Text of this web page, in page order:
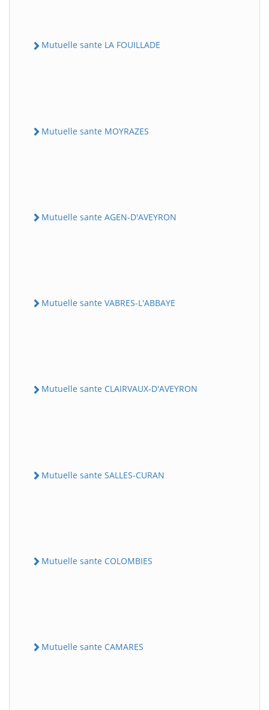
Mutuelle sante LA FOUILLADE
Mutuelle sante MOYRAZES
Mutuelle sante AGEN-D'AVEYRON
Mutuelle sante VABRES-L'ABBAYE
Mutuelle sante CLAIRVAUX-D'AVEYRON
Mutuelle sante SALLES-CURAN
Mutuelle sante COLOMBIES
Mutuelle sante CAMARES